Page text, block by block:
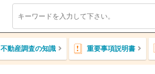
不動産調査の知識 重要事項説明書